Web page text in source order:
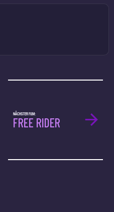
NÄCHSTER FILM:
FREE RIDER